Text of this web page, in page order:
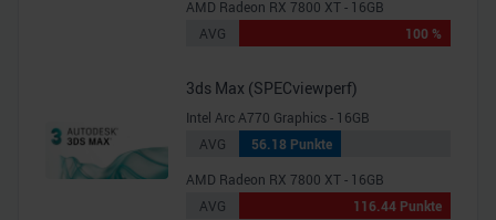
AMD Radeon RX 7800 XT - 16GB
AVG
100 %
3ds Max (SPECviewperf)
Intel Arc A770 Graphics - 16GB
AVG
56.18 Punkte
AMD Radeon RX 7800 XT - 16GB
AVG
116.44 Punkte